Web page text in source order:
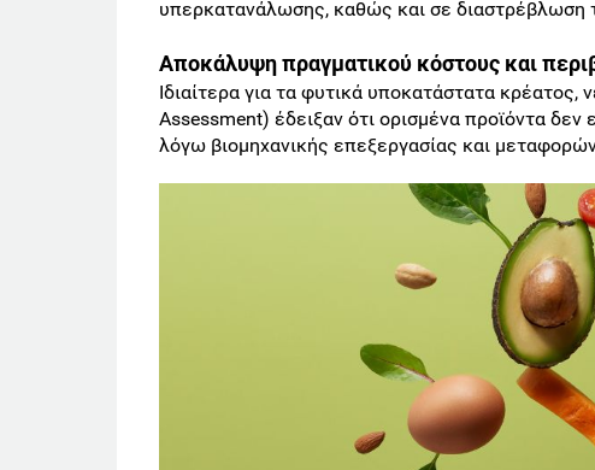
υπερκατανάλωσης, καθώς και σε διαστρέβλωση
Αποκάλυψη πραγματικού κόστους και
Ιδιαίτερα για τα φυτικά υποκατάστατα
Assessment) έδειξαν ότι ορισμένα προϊόντα δεν
λόγω βιομηχανικής επεξεργασίας και